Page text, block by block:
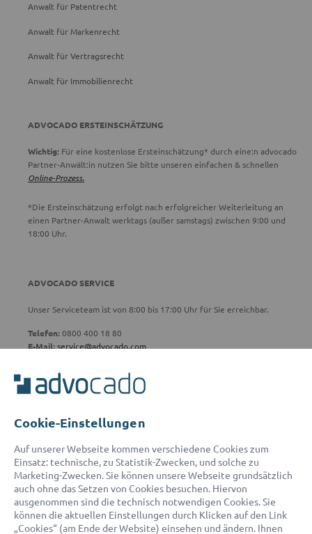
Anwalt für Patentrecht
Anwalt für Markenrecht
Anwalt für Vertragsrecht
Anwalt für Immobilienrecht
ADVOCADO ERSTEINSCHÄTZUNG
Wichtig: Für eine kostenlose Ersteinschätzung* durch eine:n advocado
Partner-Anwält:in nutzen Sie bitte unseren einfachen & schnellen
Online-Prozess.
*Die Ersteinschätzung erfolgt nach erfolgreicher Weiterleitung an
einen Partner-Anwalt werktags (außer samstags) zwischen 9:00 und
18:00 Uhr.
ADVOCADO SERVICE
Unser Serviceteam ist von 8:00 bis 17:00 Uhr für Sie erreichbar.
Telefon:0800 400 18 80
E-Mail:service@advocado.com
© 2026 advocado - einfach online den passenden Rechtsanwalt finden
Auszeichnungen:
Cookie-Einstellungen
Auf unserer Webseite kommen verschiedene Cookies zum
Einsatz: technische, zu Statistik-Zwecken, und solche zu
Marketing-Zwecken. Sie können unsere Webseite grundsätzlich
auch ohne das Setzen von Cookies besuchen. Hiervon
ausgenommen sind die technisch notwendigen Cookies. Sie
können die aktuellen Einstellungen durch Klicken auf den Link
„Cookies“ (am Ende der Website) einsehen und ändern. Ihnen